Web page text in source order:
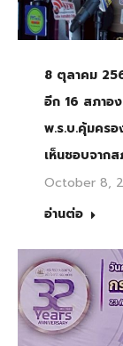
8 ตุลาคม
อีก 16 สภาอ
พ.ร.บ.คุ้มคร
เห็นชอบจาก
October 8,
อ่านต่อ